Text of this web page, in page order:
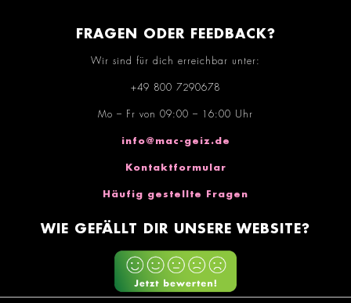
FRAGEN ODER FEEDBACK?
Wir sind für dich erreichbar unter:
+49 800 7290678
Mo – Fr von 09:00 – 16:00 Uhr
info@mac-geiz.de
Kontaktformular
Häufig gestellte Fragen
WIE GEFÄLLT DIR UNSERE WEBSITE?